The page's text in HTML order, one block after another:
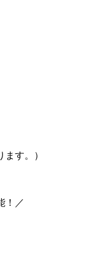
す。）
！／